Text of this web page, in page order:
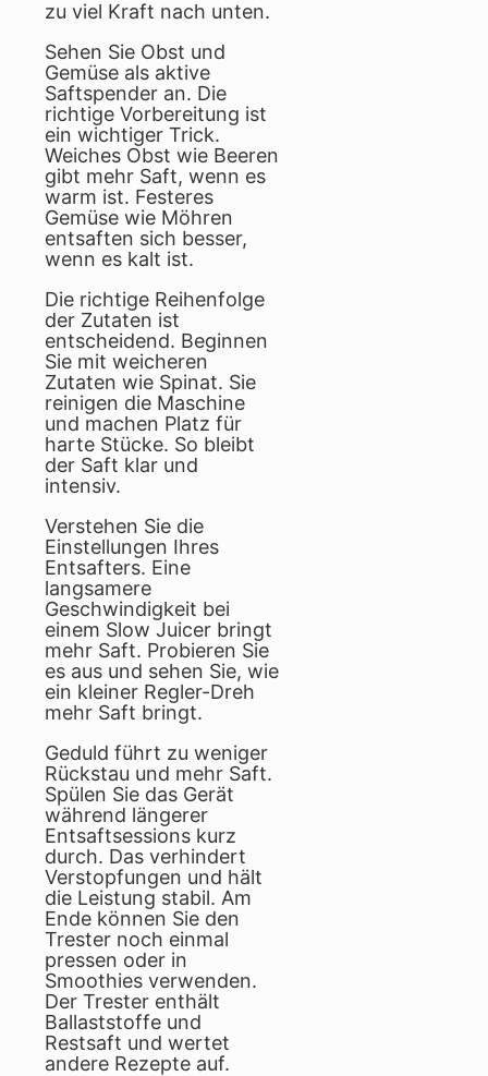
zu viel Kraft nach unten.
Sehen Sie Obst und
Gemüse als aktive
Saftspender an. Die
richtige Vorbereitung ist
ein wichtiger Trick.
Weiches Obst wie Beeren
gibt mehr Saft, wenn es
warm ist. Festeres
Gemüse wie Möhren
entsaften sich besser,
wenn es kalt ist.
Die richtige Reihenfolge
der Zutaten ist
entscheidend. Beginnen
Sie mit weicheren
Zutaten wie Spinat. Sie
reinigen die Maschine
und machen Platz für
harte Stücke. So bleibt
der Saft klar und
intensiv.
Verstehen Sie die
Einstellungen Ihres
Entsafters. Eine
langsamere
Geschwindigkeit bei
einem Slow Juicer bringt
mehr Saft. Probieren Sie
es aus und sehen Sie, wie
ein kleiner Regler-Dreh
mehr Saft bringt.
Geduld führt zu weniger
Rückstau und mehr Saft.
Spülen Sie das Gerät
während längerer
Entsaftsessions kurz
durch. Das verhindert
Verstopfungen und hält
die Leistung stabil. Am
Ende können Sie den
Trester noch einmal
pressen oder in
Smoothies verwenden.
Der Trester enthält
Ballaststoffe und
Restsaft und wertet
andere Rezepte auf.